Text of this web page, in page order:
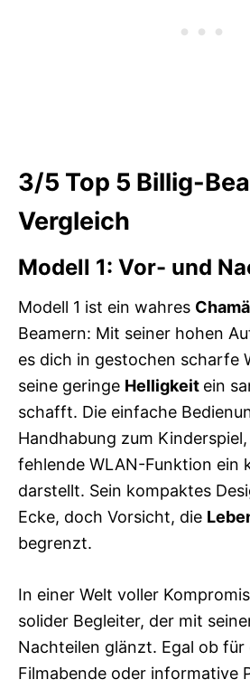
3/5 Top 5 Billig-
Vergleich
Modell 1: Vor- und
Modell 1 ist ein wahres
Beamern: Mit seiner hohen
es dich in gestochen scharfe
seine geringe Helligkeit ein
schafft. Die einfache
Handhabung zum
fehlende WLAN-Funktion ein
darstellt. Sein kompaktes
Ecke, doch Vorsicht, die
begrenzt.
In einer Welt voller
solider Begleiter, der mit
Nachteilen glänzt. Egal ob für
Filmabende oder informative